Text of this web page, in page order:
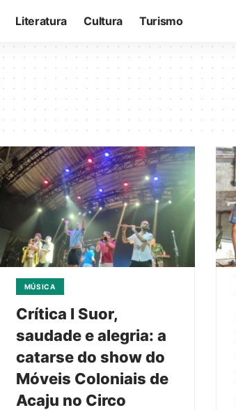
Literatura Cultura Turismo
MÚSICA
Crítica I Suor,
saudade e alegria: a
catarse do show do
Móveis Coloniais de
Acaju no Circo